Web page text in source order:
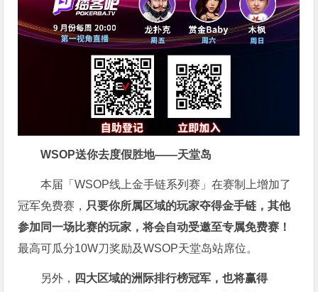
WSOP送你去度假胜地——天堂岛
本届「WSOP线上金手链系列赛」在赛制上增加了
冠军免费赛， 只要你所属区域的玩家夺得金手链，其他
参加同一场比赛的玩家，将会自动受邀至专属免费赛！
最高可瓜分10W刀奖励及WSOP天堂岛站席位。
另外， 四大区域的洲际排行榜冠军，也将赢得